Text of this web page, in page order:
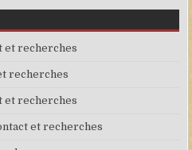
et recherches
recherches
et recherches
et recherches